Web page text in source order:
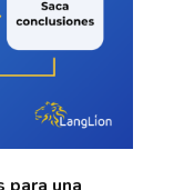
para una